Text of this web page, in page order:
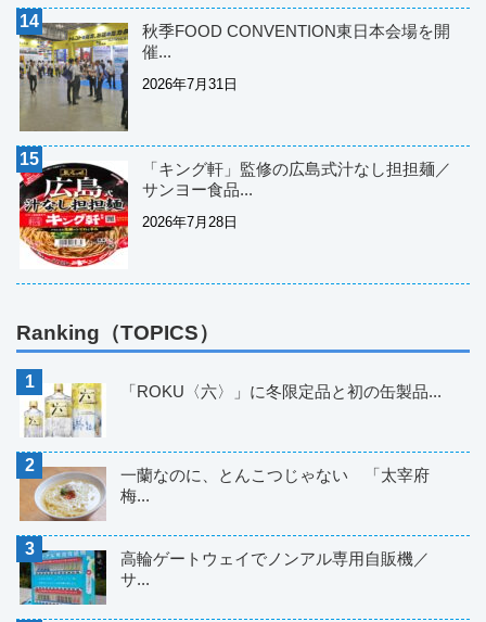
秋季FOOD CONVENTION東日本会場を開
催...
2026年7月31日
「キング軒」監修の広島式汁なし担担麺／
サンヨー食品...
2026年7月28日
Ranking（TOPICS）
「ROKU〈六〉」に冬限定品と初の缶製品...
一蘭なのに、とんこつじゃない 「太宰府
梅...
高輪ゲートウェイでノンアル専用自販機／
サ...